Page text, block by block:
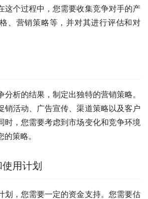
这个过程中，您需要收集竞争对手的产
、营销策略等，并对其进行评估和对
析的结果，制定出独特的营销策略。
销活动、广告宣传、渠道策略以及客户
时，您需要考虑到市场变化和竞争环境
策略。
用计划
划，您需要一定的资金支持。您需要估